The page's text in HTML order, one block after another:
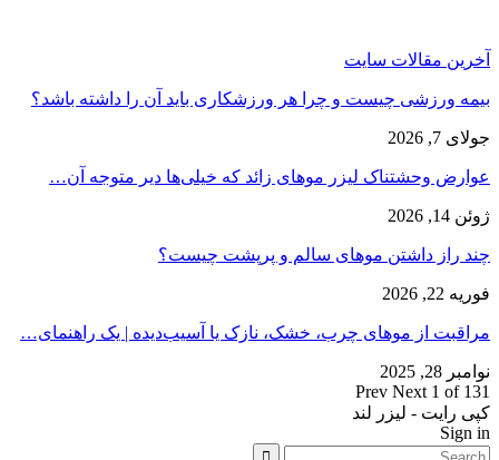
آخرین مقالات سایت
بیمه ورزشی چیست و چرا هر ورزشکاری باید آن را داشته باشد؟
جولای 7, 2026
عوارض وحشتناک لیزر موهای زائد که خیلی‌ها دیر متوجه آن…
ژوئن 14, 2026
چند راز داشتن موهای سالم و پرپشت چیست؟
فوریه 22, 2026
مراقبت از موهای چرب، خشک، نازک یا آسیب‌دیده | یک راهنمای…
نوامبر 28, 2025
Prev Next 1 of 131
کپی رایت - لیزر لند
Sign in